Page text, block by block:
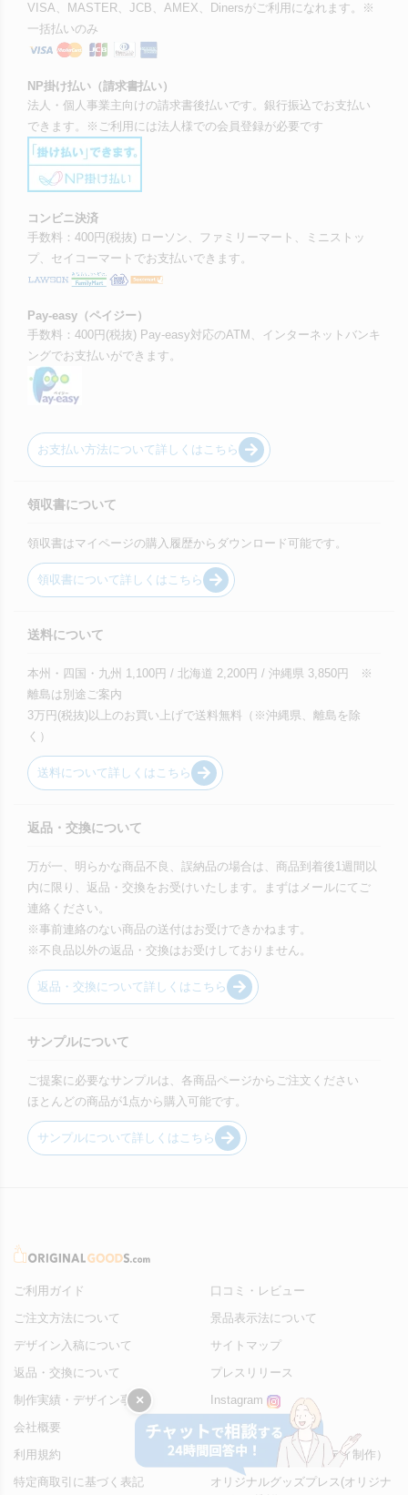
VISA、MASTER、JCB、AMEX、Dinersがご利用になれます。※
一括払いのみ
NP掛け払い（請求書払い）
法人・個人事業主向けの請求書後払いです。銀行振込でお支払い
できます。※ご利用には法人様での会員登録が必要です
コンビニ決済
手数料：400円(税抜) ローソン、ファミリーマート、ミニストッ
プ、セイコーマートでお支払いできます。
Pay-easy（ペイジー）
手数料：400円(税抜) Pay-easy対応のATM、インターネットバンキ
ングでお支払いができます。
お支払い方法について詳しくはこちら
領収書について
領収書はマイページの購入履歴からダウンロード可能です。
領収書について詳しくはこちら
送料について
本州・四国・九州 1,100円 / 北海道 2,200円 / 沖縄県 3,850円 ※
離島は別途ご案内
3万円(税抜)以上のお買い上げで送料無料（※沖縄県、離島を除
く）
送料について詳しくはこちら
返品・交換について
万が一、明らかな商品不良、誤納品の場合は、商品到着後1週間以
内に限り、返品・交換をお受けいたします。まずはメールにてご
連絡ください。
※事前連絡のない商品の送付はお受けできかねます。
※不良品以外の返品・交換はお受けしておりません。
返品・交換について詳しくはこちら
サンプルについて
ご提案に必要なサンプルは、各商品ページからご注文ください
ほとんどの商品が1点から購入可能です。
サンプルについて詳しくはこちら
ご利用ガイド
ご注文方法について
デザイン入稿について
返品・交換について
制作実績・デザイン事例
会社概要
利用規約
特定商取引に基づく表記
口コミ・レビュー
景品表示法について
サイトマップ
プレスリリース
Instagram
X
販促スタイル（ノベルティ制作）
オリジナルグッズプレス(オリジナ
×